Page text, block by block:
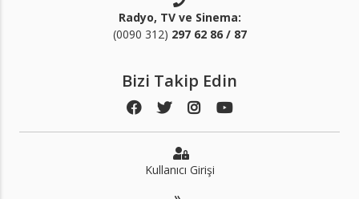
Radyo, TV ve Sinema:
(0090 312) 297 62 86 / 87
Bizi Takip Edin
Kullanıcı Girişi